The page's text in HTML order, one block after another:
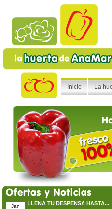
Inicio La
Jan
LLENA TU DESPENSA HASTA...